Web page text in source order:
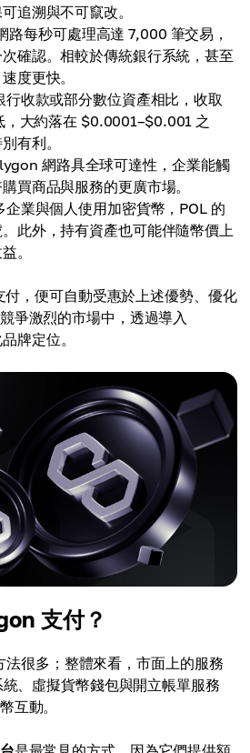
追溯與不可竄改。
路每秒可處理高達 7,000 筆交易，
確認。相較於傳統銀行系統，甚至
度更快。
行收款或部分數位資產相比，收取
，大約落在 $0.0001–$0.001 之
有利。
網路具全球可達性，企業能觸
買商品與服務的更廣市場。
企業與個人使用加密貨幣，POL 的
此外，持有資產也可能伴隨幣價上
。
付，便可自動受惠於上述優勢、優化
爭激烈的市場中，透過導入
牌定位。
支付？
很多；整體來看，市面上的服務
、虛擬貨幣錢包與開立帳單服務
互動。